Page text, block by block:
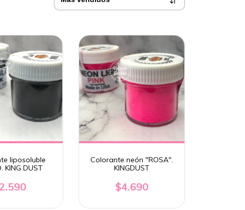
liposoluble
KING DUST
Colorante neón "ROSA".
KINGDUST
$4.690